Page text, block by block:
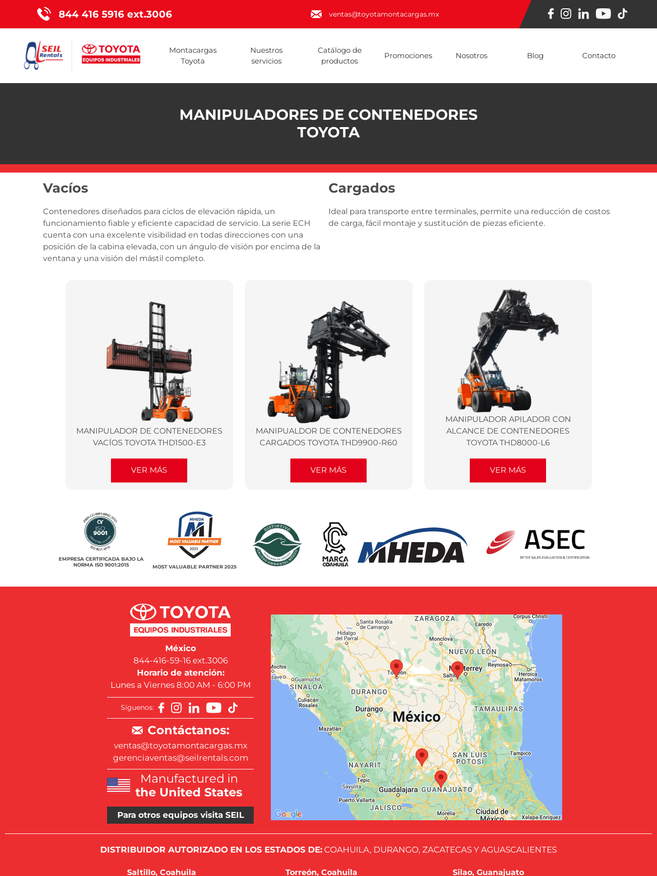
844 416 5916 ext.3006 ventas@toyotamontacargas.mx
Montacargas
Toyota
Nuestros
servicios
Catálogo de
productos
Promociones Nosotros Blog Contacto
MANIPULADORES DE CONTENEDORES
TOYOTA
Vacíos
Contenedores diseñados para ciclos de elevación rápida, un
funcionamiento fiable y eficiente capacidad de servicio. La serie ECH
cuenta con una excelente visibilidad en todas direcciones con una
posición de la cabina elevada, con un ángulo de visión por encima de la
ventana y una visión del mástil completo.
Cargados
Ideal para transporte entre terminales, permite una reducción de costos
de carga, fácil montaje y sustitución de piezas eficiente.
MANIPULADOR DE CONTENEDORES
VACÍOS TOYOTA THD1500-E3
VER MÁS
MANIPUALDOR DE CONTENEDORES
CARGADOS TOYOTA THD9900-R60
VER MÁS
MANIPULADOR APILADOR CON
ALCANCE DE CONTENEDORES
TOYOTA THD8000-L6
VER MÁS
EMPRESA CERTIFICADA BAJO LA
NORMA ISO 9001:2015
MOST VALUABLE PARTNER 2025
México
844-416-59-16 ext.3006
Horario de atención:
Lunes a Viernes 8:00 AM - 6:00 PM
Síguenos:
Contáctanos:
ventas@toyotamontacargas.mx
gerenciaventas@seilrentals.com
Manufactured in
the United States
Para otros equipos visita SEIL
DISTRIBUIDOR AUTORIZADO EN LOS ESTADOS DE: COAHUILA, DURANGO, ZACATECAS Y AGUASCALIENTES
Saltillo, Coahuila Torreón, Coahuila Silao, Guanajuato